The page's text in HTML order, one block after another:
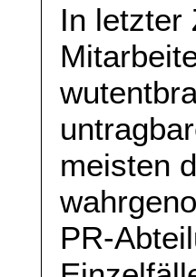
In letzter
meisten
PR-